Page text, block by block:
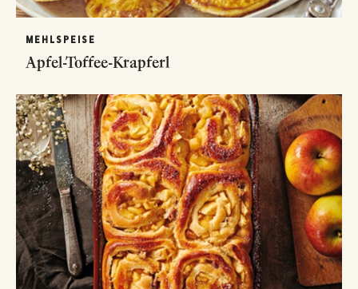
MEHLSPEISE
Apfel-Toffee-Krapferl